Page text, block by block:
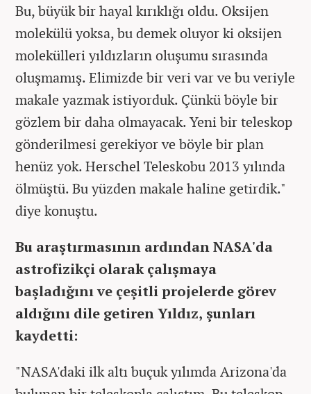
Bu, büyük bir hayal kırıklığı oldu. Oksijen
molekülü yoksa, bu demek oluyor ki oksijen
molekülleri yıldızların oluşumu sırasında
oluşmamış. Elimizde bir veri var ve bu veriyle
makale yazmak istiyorduk. Çünkü böyle bir
gözlem bir daha olmayacak. Yeni bir teleskop
gönderilmesi gerekiyor ve böyle bir plan
henüz yok. Herschel Teleskobu 2013 yılında
ölmüştü. Bu yüzden makale haline getirdik."
diye konuştu.
Bu araştırmasının ardından NASA'da
astrofizikçi olarak çalışmaya
başladığını ve çeşitli projelerde görev
aldığını dile getiren Yıldız, şunları
kaydetti:
"NASA'daki ilk altı buçuk yılımda Arizona'da